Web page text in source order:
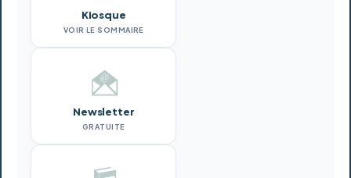
Kiosque
VOIR LE SOMMAIRE
Newsletter
GRATUITE